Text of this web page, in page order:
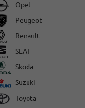
Opel
Peugeot
Renault
SEAT
Skoda
Suzuki
Toyota